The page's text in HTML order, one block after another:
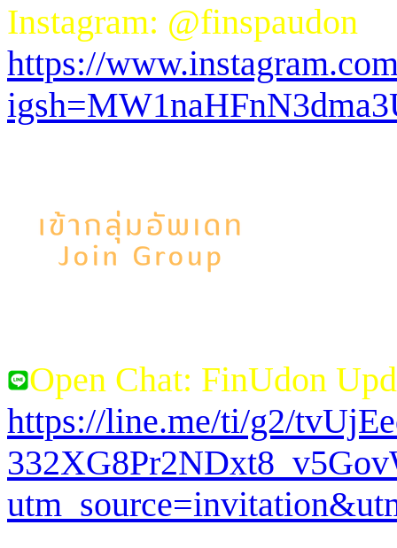
Instagram: @finspaudon
https://
Open Chat: FinUdon
https://line.me/ti/g2/